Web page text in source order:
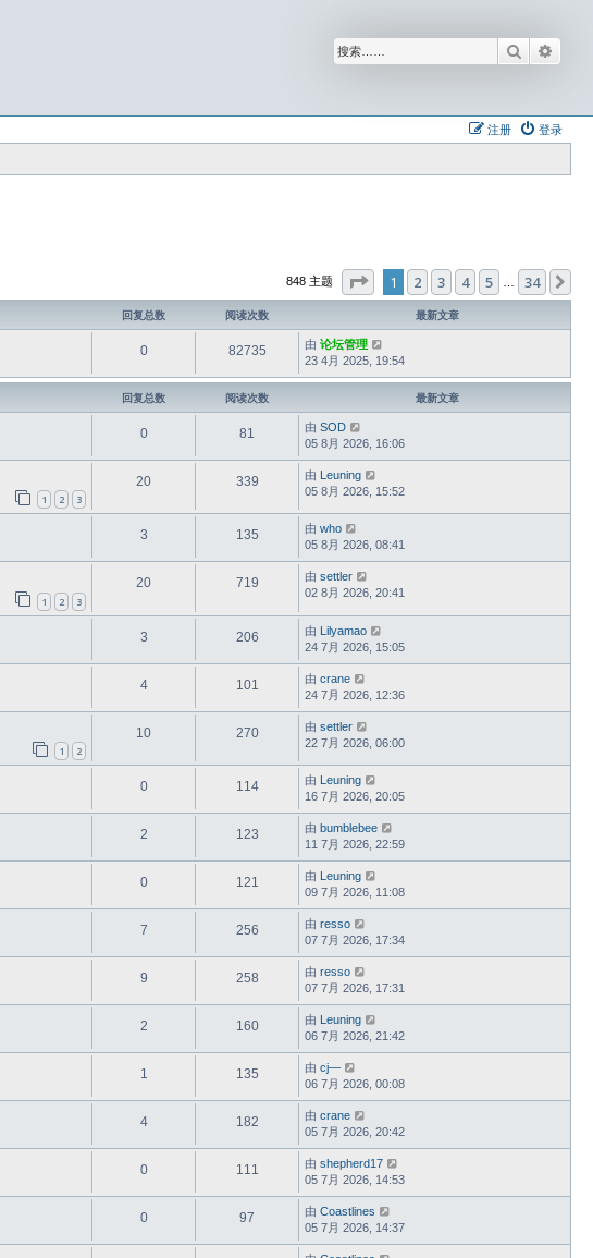
搜索
登录
注册
848 主题 分页： 1 34
1 2 3 4 5 34
回复总数 阅读次数 最新文章
0 82735 由 论坛管理
23 4月 2025, 19:54
回复总数 阅读次数 最新文章
0 81 由 SOD
05 8月 2026, 16:06
1 2 3
20 339 由 Leuning
05 8月 2026, 15:52
3 135 由 who
05 8月 2026, 08:41
1 2 3
20 719 由 settler
02 8月 2026, 20:41
3 206 由 Lilyamao
24 7月 2026, 15:05
4 101 由 crane
24 7月 2026, 12:36
1 2
10 270 由 settler
22 7月 2026, 06:00
0 114 由 Leuning
16 7月 2026, 20:05
2 123 由 bumblebee
11 7月 2026, 22:59
0 121 由 Leuning
09 7月 2026, 11:08
7 256 由 resso
07 7月 2026, 17:34
9 258 由 resso
07 7月 2026, 17:31
2 160 由 Leuning
06 7月 2026, 21:42
1 135 由 cj—
06 7月 2026, 00:08
4 182 由 crane
05 7月 2026, 20:42
0 111 由 shepherd17
05 7月 2026, 14:53
0 97 由 Coastlines
05 7月 2026, 14:37